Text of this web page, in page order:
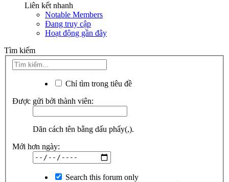
Liên kết nhanh
Notable Members
Đang truy cập
Hoạt động gần đây
Tìm kiếm
Chỉ tìm trong tiêu đề
Được gửi bởi thành viên:
Dãn cách tên bằng dấu phẩy(,).
Mới hơn ngày:
Search this forum only